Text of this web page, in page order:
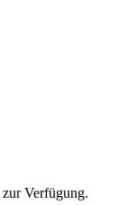
zur Verfügung.